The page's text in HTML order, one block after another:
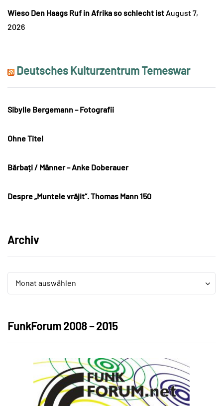
Wieso Den Haags Ruf in Afrika so schlecht ist August 7,
2026
Deutsches Kulturzentrum Temeswar
Sibylle Bergemann – Fotografii
Ohne Titel
Bărbați / Männer – Anke Doberauer
Despre „Muntele vrăjit“. Thomas Mann 150
Archiv
Archiv
Monat auswählen
Archiv
FunkForum 2008 – 2015